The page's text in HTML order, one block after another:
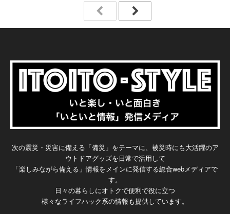
次の震災・災害に備える「備災」をテーマに、被災時にも大活躍のア
ウトドアグッズを日常で活用して
「楽しみながら備える」情報をメインに発信する総合webメディアで
す。
日々の暮らしにオトクで便利で役に立つ
様々なライフハック系の情報も提供しています。